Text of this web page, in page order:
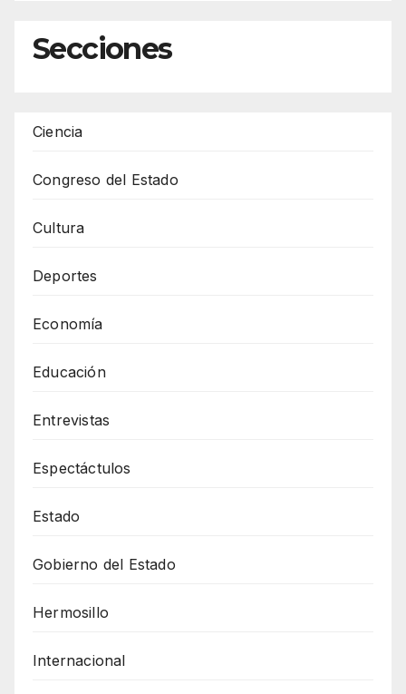
Secciones
Ciencia
Congreso del Estado
Cultura
Deportes
Economía
Educación
Entrevistas
Espectáctulos
Estado
Gobierno del Estado
Hermosillo
Internacional